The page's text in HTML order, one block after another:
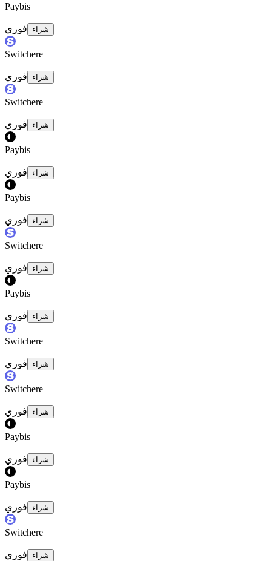
Paybis
فوري شراء
Switchere
فوري شراء
Switchere
فوري شراء
Paybis
فوري شراء
Paybis
فوري شراء
Switchere
فوري شراء
Paybis
فوري شراء
Switchere
فوري شراء
Switchere
فوري شراء
Paybis
فوري شراء
Paybis
فوري شراء
Switchere
فوري شراء